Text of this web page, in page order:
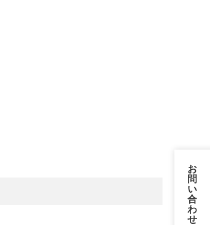
お
問
い
合
わ
せ